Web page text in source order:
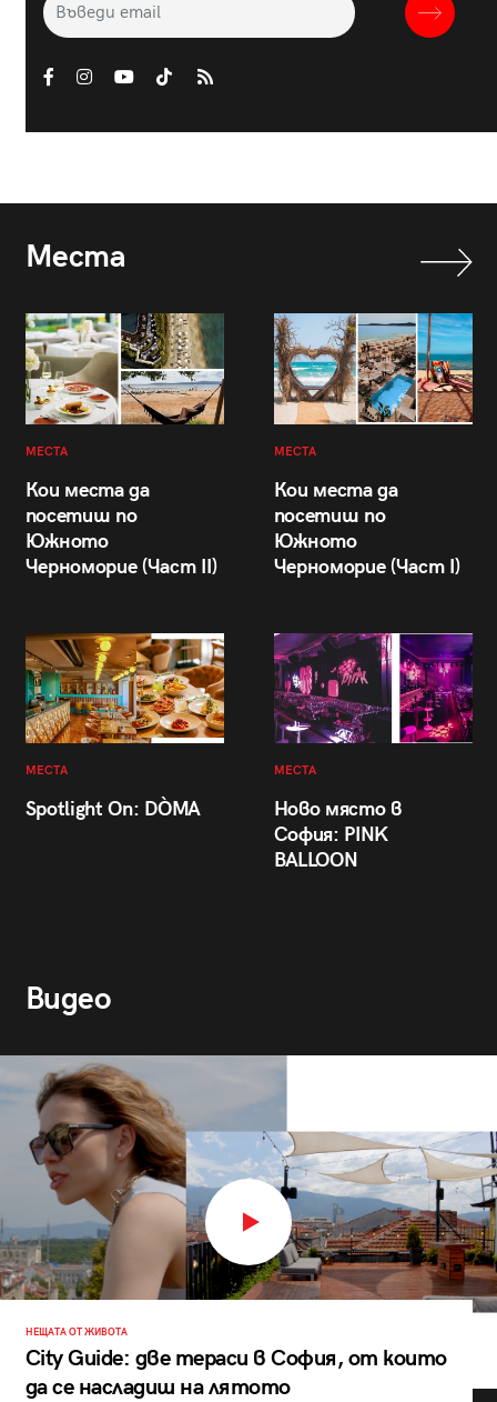
Места
МЕСТА
Кои места да
посетиш по
Южното
Черноморие (Част II)
МЕСТА
Кои места да
посетиш по
Южното
Черноморие (Част I)
МЕСТА
Spotlight On: DÒMA
МЕСТА
Ново място в
София: PINK
BALLOON
Видео
НЕЩАТА ОТ ЖИВОТА
City Guide: две тераси в София, от които
да се насладиш на лятото